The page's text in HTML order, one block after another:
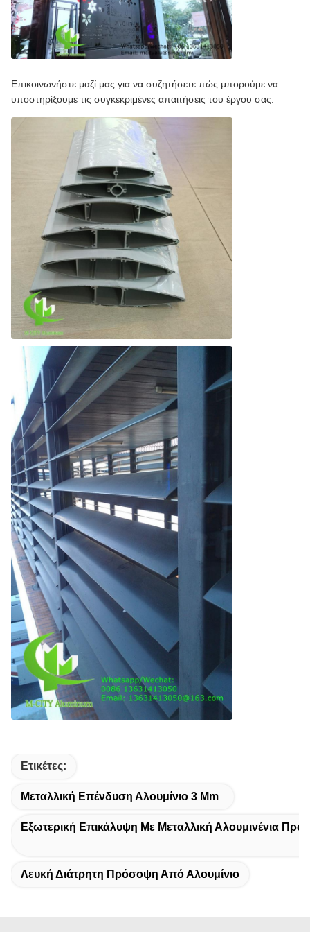
Επικοινωνήστε μαζί μας για να συζητήσετε πώς μπορούμε να
υποστηρίξουμε τις συγκεκριμένες απαιτήσεις του έργου σας.
Ετικέτες:
Μεταλλική Επένδυση Αλουμίνιο 3 Mm
Εξωτερική Επικάλυψη Με Μεταλλική Αλουμινένια
Λευκή Διάτρητη Πρόσοψη Από Αλουμίνιο